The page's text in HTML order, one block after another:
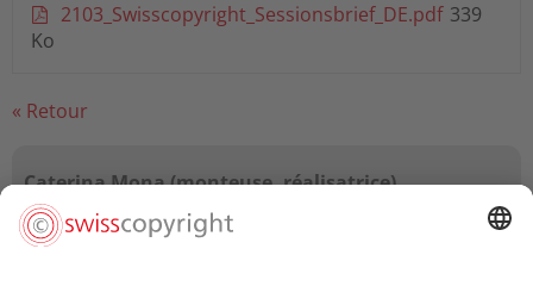
2103_Swisscopyright_Sessionsbrief_DE.pdf 339
Ko
« Retour
Caterina Mona (monteuse, réalisatrice)